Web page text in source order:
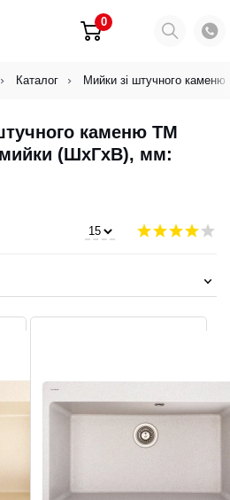
0
Каталог Мийки зі штучного каменю
каменю ТМ
(ШхГхВ), мм: